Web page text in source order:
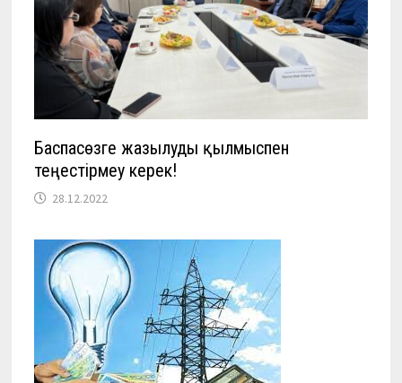
Баспасөзге жазылуды қылмыспен
теңестірмеу керек!
28.12.2022